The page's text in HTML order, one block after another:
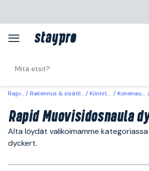
Rapid Rakennus & sisätilat Kiinnitys Konenaulat
Rapid Muovisidosnaula
Alta löydät valikoimamme
dyckert.